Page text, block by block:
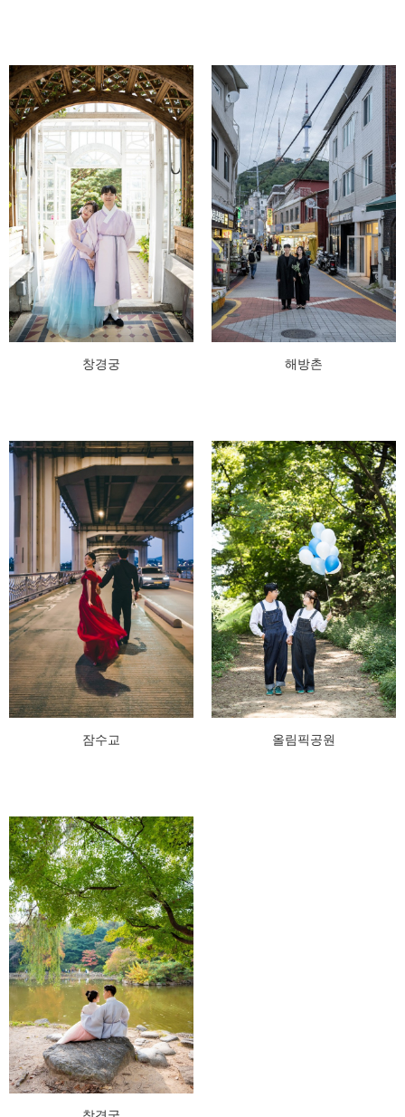
창경궁 해방촌
잠수교 올림픽공원